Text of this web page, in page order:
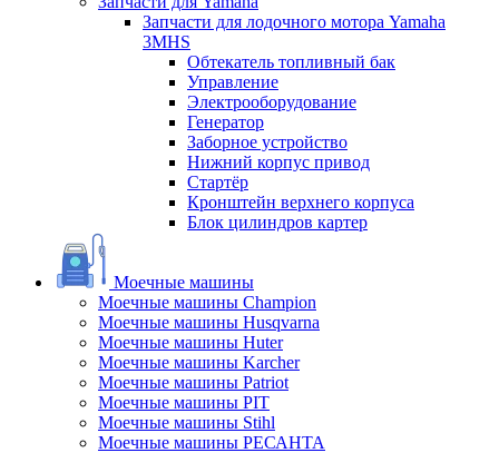
Запчасти для лодочного мотора Yamaha
3MHS
Обтекатель топливный бак
Управление
Электрооборудование
Генератор
Заборное устройство
Нижний корпус привод
Стартёр
Кронштейн верхнего корпуса
Блок цилиндров картер
Моечные машины
Моечные машины Champion
Моечные машины Husqvarna
Моечные машины Huter
Моечные машины Karcher
Моечные машины Patriot
Моечные машины PIT
Моечные машины Stihl
Моечные машины РЕСАНТА